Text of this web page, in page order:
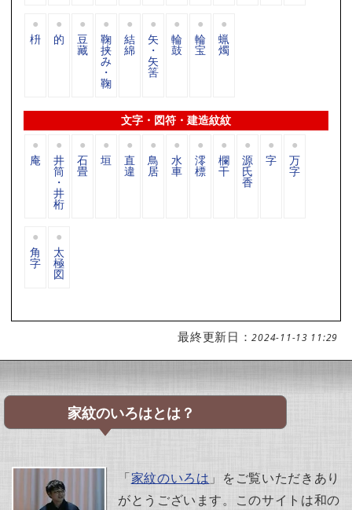
枡 的 豆
藏
鞠
挟
み
・
鞠
結
綿
矢
・
矢
筈
輪
鼓
輪
宝
蝋
燭
文字・図符・建造紋紋
庵 井
筒
・
井
桁
石
畳
垣 直
違
鳥
居
水
車
澪
標
欄
干
源
氏
香
字 万
字
角
字
太
極
図
最終更新日：2024-11-13 11:29
家紋のいろはとは？
「家紋のいろは 」をご覧いただきあり
がとうございます。このサイトは和の